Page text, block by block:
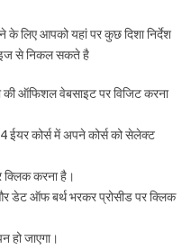
लिए आपको यहां पर कुछ दिशा निर्देश
से निकल सकते है
की ऑफिशल वेबसाइट पर विजिट करना
ईयर कोर्स में अपने कोर्स को सेलेक्ट
करना है।
और डेट ऑफ बर्थ भरकर प्रोसीड पर क्लिक
हो जाएगा।